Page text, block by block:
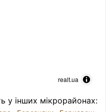
realt.ua
у інших мікрорайонах: